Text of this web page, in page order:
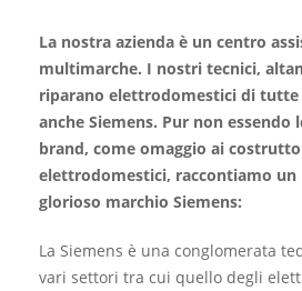
La nostra azienda è un centro
multimarche. I nostri tecnici,
riparano elettrodomestici di tutte
anche Siemens. Pur non essendo
brand, come omaggio ai
elettrodomestici, raccontiamo un
glorioso marchio Siemens:
La Siemens è una conglomerata
vari settori tra cui quello degli